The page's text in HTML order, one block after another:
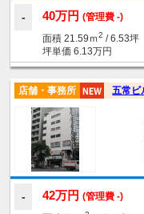
40万円 (管理費 -)
面積 21.59ｍ2 / 6.53坪
坪単価 6.13万円
店舗・事務所
五常ビ
42万円 (管理費 -)